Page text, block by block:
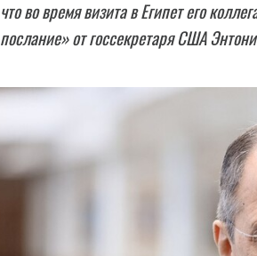
что во время визита в Египет его
послание» от госсекретаря США